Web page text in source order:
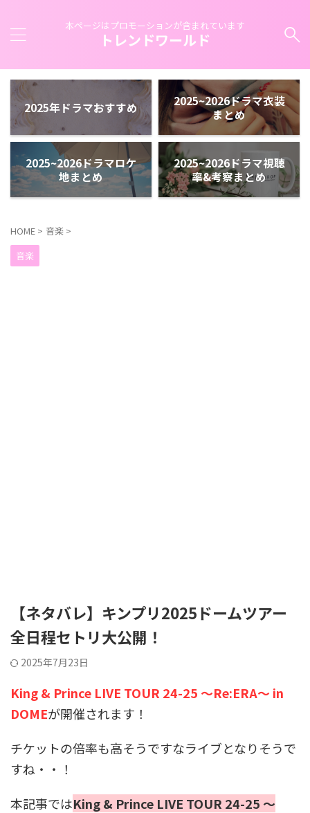
本ページはプロモーションが含まれています
トレンドワールド
2025年ドラマおすすめ
2025~2026ドラマ衣装
まとめ
2025~2026ドラマロケ
地まとめ
2025~2026ドラマ視聴
率&考察まとめ
HOME > 音楽 >
音楽
【ネタバレ】キンプリ2025ドームツアー
全日程セトリ大公開！
2025年7月23日
King & Prince LIVE TOUR 24-25 ～Re:ERA～ in
DOMEが開催されます！
チケットの倍率も高そうですなライブとなりそうで
すね・・！
本記事ではKing & Prince LIVE TOUR 24-25 ～